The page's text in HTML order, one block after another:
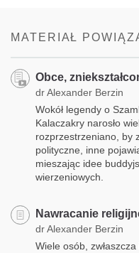
MATERIAŁ
Obce,
dr Alexander Berzin
Wokół legendy o
Kalaczakry narosło
rozprzestrzeniano, by
polityczne, inne
mieszając idee
wierzeniowych.
Nawracanie
dr Alexander Berzin
Wiele osób,